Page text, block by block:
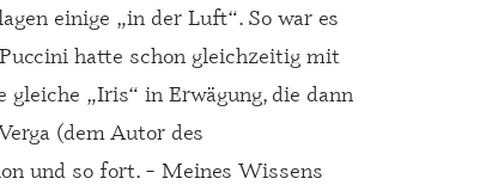
einige „in der Luft“. So war es
hatte schon gleichzeitig mit
„Iris“ in Erwägung, die dann
(dem Autor des
und so fort. – Meines Wissens